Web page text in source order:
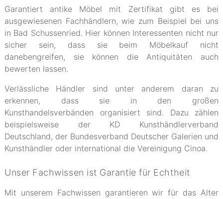
Garantiert antike Möbel mit Zertifikat gibt es bei
ausgewiesenen Fachhändlern, wie zum Beispiel bei uns
in Bad Schussenried. Hier können Interessenten nicht nur
sicher sein, dass sie beim Möbelkauf nicht
danebengreifen, sie können die Antiquitäten auch
bewerten lassen.
Verlässliche Händler sind unter anderem daran zu
erkennen, dass sie in den großen
Kunsthandelsverbänden organisiert sind. Dazu zählen
beispielsweise der KD Kunsthändlerverband
Deutschland, der Bundesverband Deutscher Galerien und
Kunsthändler oder international die Vereinigung Cinoa.
Unser Fachwissen ist Garantie für Echtheit
Mit unserem Fachwissen garantieren wir für das Alter